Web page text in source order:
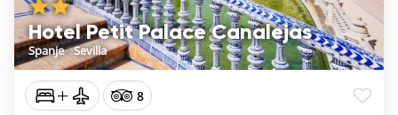
Hotel Petit Palace Canalejas
Spanje/Sevilla
8